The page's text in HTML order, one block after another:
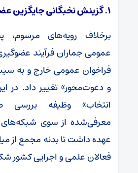
۱. گزینش نخبگانی جایگزین عضوگیری عمومی
برخلاف رویه‌های
عمومی جماران فرآیند
فراخوان عمومی خارج و به
و دعوت‌محور» تغییر داد. در
انتخاب» وظیفه بررسی
معرفی‌شده از سوی شبکه‌های
عهده داشت تا بدنه مجمع از
فعالان علمی و اجرایی کشور